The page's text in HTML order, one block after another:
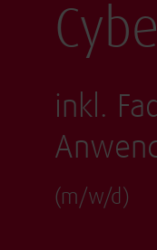
inkl.
(m/w/d)